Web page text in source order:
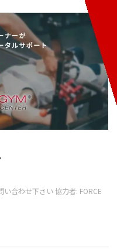
合わせ下さい 協力者: FORCE